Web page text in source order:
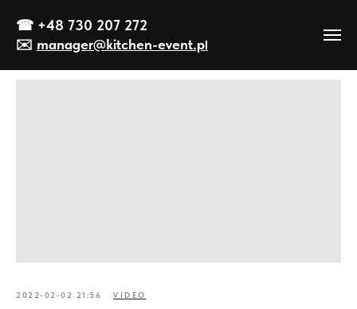
☎ +48 730 207 272
✉️ manager@kitchen-event.pl
2022-02-02 21:56 VIDEO